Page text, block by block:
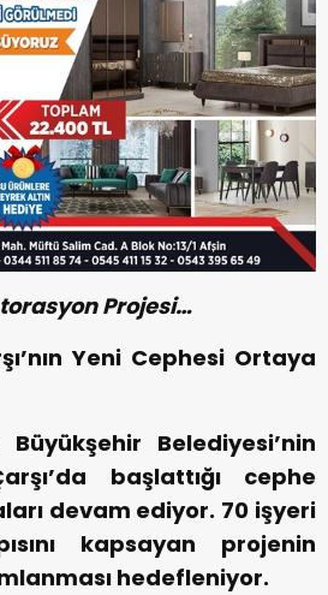
Projesi…
Yeni Cephesi Ortaya
Belediyesi’nin
başlattığı cephe
devam ediyor. 70 işyeri
kapsayan projenin
hedefleniyor.